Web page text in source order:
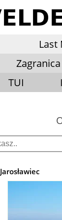
Last
Zagranica
TUI
Jarosławiec